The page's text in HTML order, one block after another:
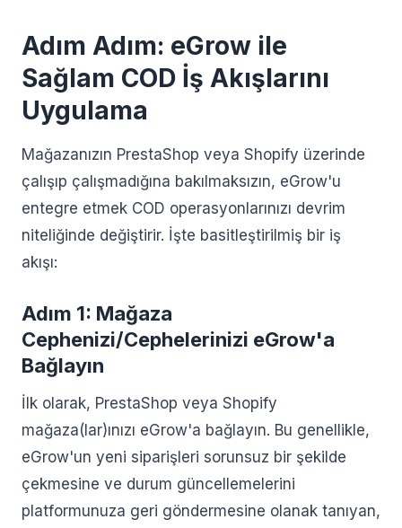
Adım Adım: eGrow ile
Sağlam COD İş Akışlarını
Uygulama
Mağazanızın PrestaShop veya Shopify üzerinde
çalışıp çalışmadığına bakılmaksızın, eGrow'u
entegre etmek COD operasyonlarınızı devrim
niteliğinde değiştirir. İşte basitleştirilmiş bir iş
akışı:
Adım 1: Mağaza
Cephenizi/Cephelerinizi eGrow'a
Bağlayın
İlk olarak, PrestaShop veya Shopify
mağaza(lar)ınızı eGrow'a bağlayın. Bu genellikle,
eGrow'un yeni siparişleri sorunsuz bir şekilde
çekmesine ve durum güncellemelerini
platformunuza geri göndermesine olanak tanıyan,